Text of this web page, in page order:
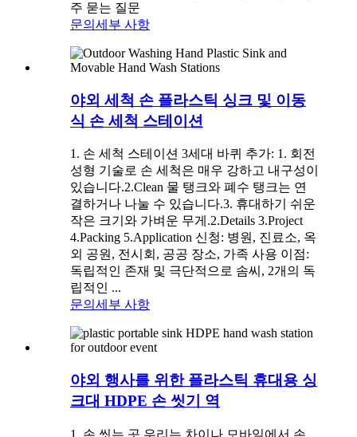
주 묻는 질문
문의 세부 사항
야외 세척 손 플라스틱 싱크 및 이동
식 손 세척 스테이션
1. 손 세척 스테이션 3세대 바퀴 추가: 1. 회전
성형 기술로 손 세척은 매우 강하고 내구성이
있습니다.2.Clean 물 탱크와 폐수 탱크는 연
결하거나 나눌 수 있습니다.3. 휴대하기 쉬운
작은 크기와 가벼운 무게.2.Details 3.Project
4.Packing 5.Application 신청: 병원, 진료소, 옥
외 공원, 전시회, 공공 장소, 가족 사용 이점:
독립적인 존재 및 극단적으로 솜씨, 2개의 독
립적인 ...
문의 세부 사항
야외 행사를 위한 플라스틱 휴대용 싱
크대 HDPE 손 씻기 역
1. 손 씻는 곳 우리는 차이나 모바일에서 손